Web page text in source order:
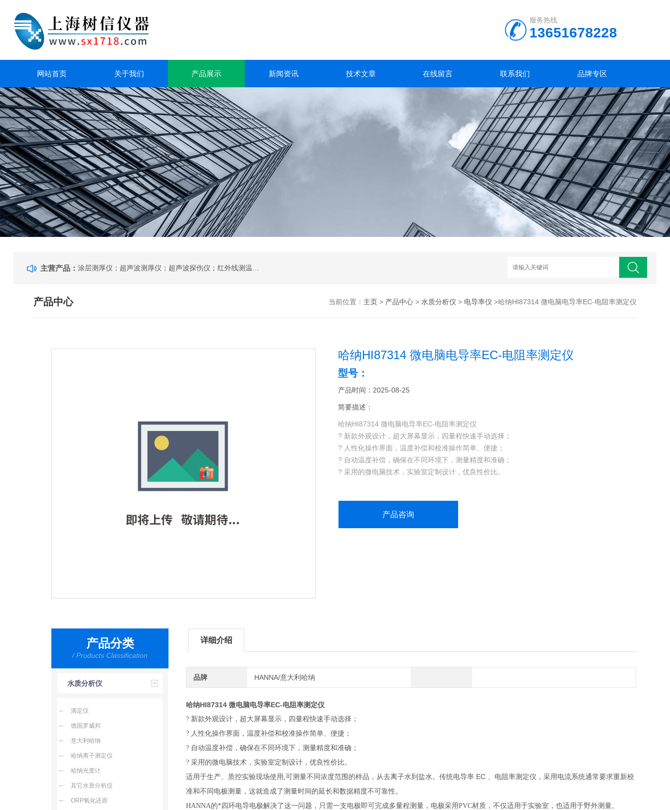
服务热线
13651678228
网站首页 关于我们 产品展示 新闻资讯 技术文章 在线留言 联系我们 品牌专区
主营产品：
产品中心 当前位置： 主页> 产品中心> 水质分析仪 > 电导率仪 >哈纳HI87314 微电脑电导率EC-电阻率测定仪
哈纳HI87314 微电脑电导率EC-电阻率测定仪
型号：
产品时间：2025-08-25
简要描述：
哈纳HI87314 微电脑电导率EC-电阻率测定仪
? 新款外观设计，超大屏幕显示，四量程快速手动选择；
? 人性化操作界面，温度补偿和校准操作简单、便捷；
? 自动温度补偿，确保在不同环境下，测量精度和准确；
? 采用的微电脑技术，实验室定制设计，优良性价比。
产品咨询
产品分类
/ Products Classification
水质分析仪
滴定仪
德国罗威邦
意大利哈纳
哈纳离子测定仪
哈纳光度计
其它水质分析仪
ORP氧化还原
详细介绍
品牌 HANNA/意大利哈纳
哈纳HI87314 微电脑电导率EC-电阻率测定仪
? 新款外观设计，超大屏幕显示，四量程快速手动选择；
? 人性化操作界面，温度补偿和校准操作简单、便捷；
? 自动温度补偿，确保在不同环境下，测量精度和准确；
? 采用的微电脑技术，实验室定制设计，优良性价比。
适用于生产、质控实验现场使用,可测量不同浓度范围的样品，从去离子水到盐水。传统电导率 EC 、电阻率测定仪，采用电流系统通常要求重新校
准和不同电极测量，这就造成了测量时间的延长和数据精度不可靠性。
HANNA的*四环电导电极解决了这一问题，只需一支电极即可完成多量程测量，电极采用PVC材质，不仅适用于实验室，也适用于野外测量。